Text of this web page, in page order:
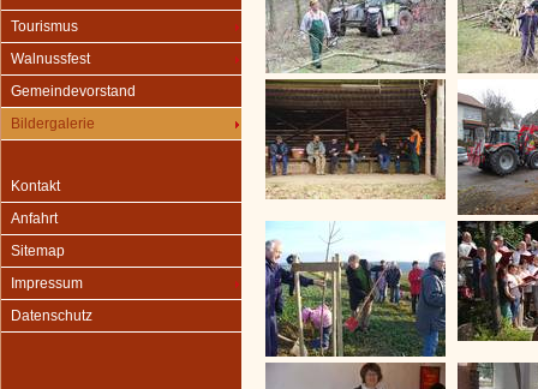
Tourismus
Walnussfest
Gemeindevorstand
Bildergalerie
Kontakt
Anfahrt
Sitemap
Impressum
Datenschutz